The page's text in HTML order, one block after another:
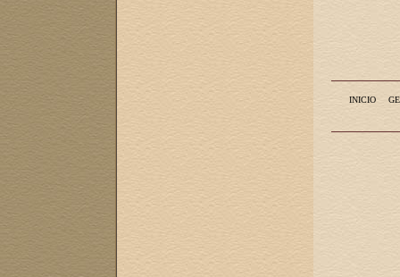
INICIO